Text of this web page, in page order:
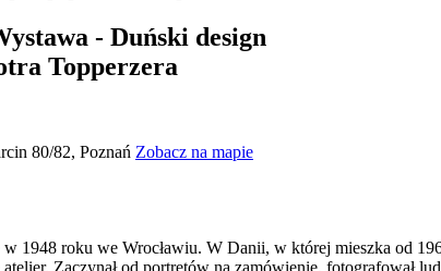
- Duński design
Topperzera
80/82, Poznań Zobacz na mapie
w 1948 roku we Wrocławiu. W Danii, w której mieszka od
atelier. Zaczynał od portretów na zamówienie, fotografował